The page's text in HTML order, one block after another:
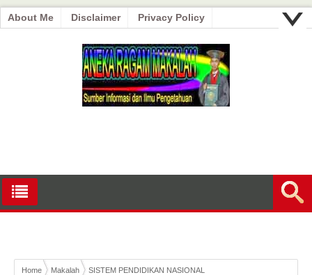
About Me Disclaimer Privacy Policy
Home Makalah SISTEM PENDIDIKAN NASIONAL